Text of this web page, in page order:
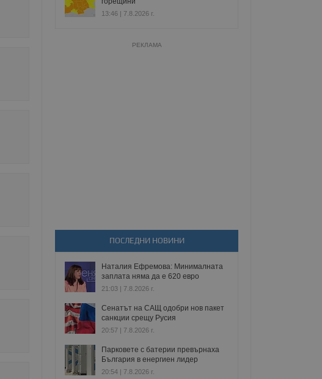
13:46 | 7.8.2026 г.
РЕКЛАМА
ПОСЛЕДНИ НОВИНИ
Наталия Ефремова: Минималната
заплата няма да е 620 евро
21:03 | 7.8.2026 г.
Сенатът на САЩ одобри нов пакет
санкции срещу Русия
20:57 | 7.8.2026 г.
Парковете с батерии превърнаха
България в енергиен лидер
20:54 | 7.8.2026 г.